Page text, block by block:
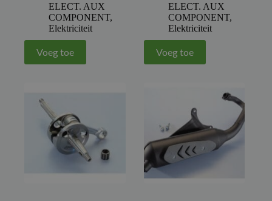
ELECT. AUX
COMPONENT,
Elektriciteit
Voeg toe
ELECT. AUX
COMPONENT,
Elektriciteit
Voeg toe